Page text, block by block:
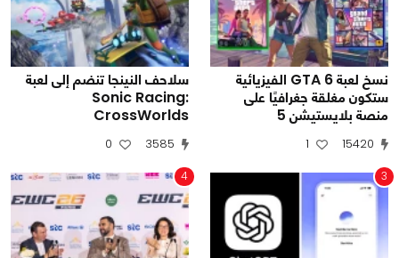
نسخ لعبة GTA 6 الفيزيائية
ستكون مغلقة جغرافيًا على
منصة بلايستيشن 5
15420
1
سلاحف النينجا تنضم إلى لعبة
Sonic Racing:
CrossWorlds
3585
0
3
4